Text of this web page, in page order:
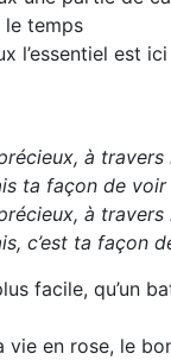
le temps
l’essentiel est
à travers
ta façon de
à travers
c’est ta façon
facile, qu’un
vie en rose, le